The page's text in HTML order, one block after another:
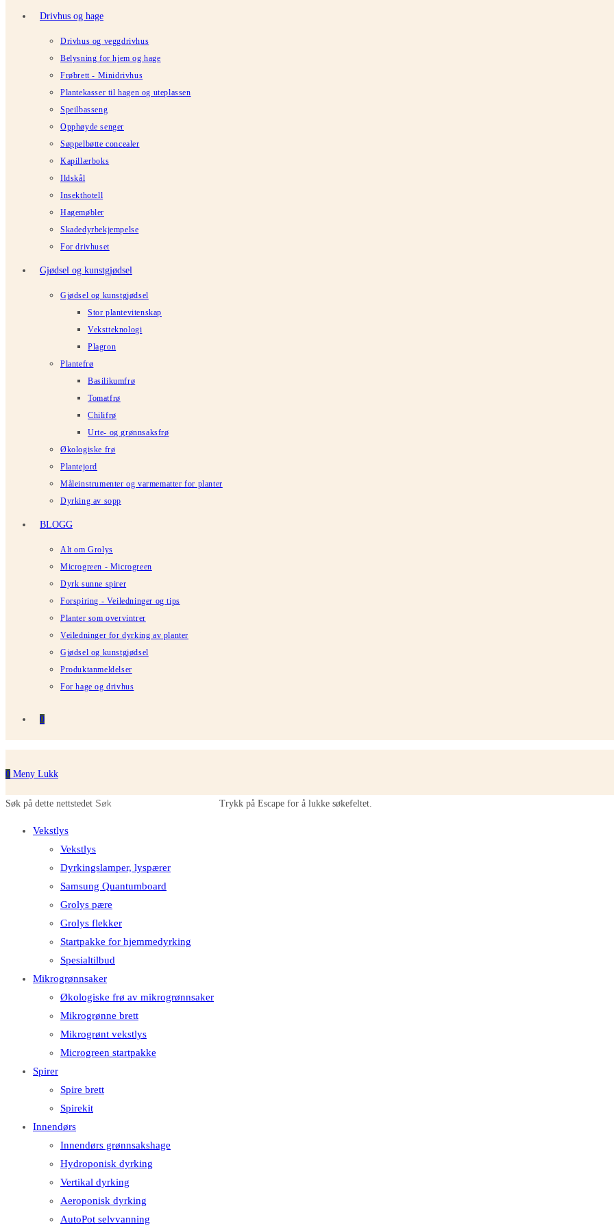
Drivhus og hage
Drivhus og veggdrivhus
Belysning for hjem og hage
Frøbrett - Minidrivhus
Plantekasser til hagen og uteplassen
Speilbasseng
Opphøyde senger
Søppelbøtte concealer
Kapillærboks
Ildskål
Insekthotell
Hagemøbler
Skadedyrbekjempelse
For drivhuset
Gjødsel og kunstgjødsel
Gjødsel og kunstgjødsel
Stor plantevitenskap
Vekstteknologi
Plagron
Plantefrø
Basilikumfrø
Tomatfrø
Chilifrø
Urte- og grønnsaksfrø
Økologiske frø
Plantejord
Måleinstrumenter og varmematter for planter
Dyrking av sopp
BLOGG
Alt om Grolys
Microgreen - Microgreen
Dyrk sunne spirer
Forspiring - Veiledninger og tips
Planter som overvintrer
Veiledninger for dyrking av planter
Gjødsel og kunstgjødsel
Produktanmeldelser
For hage og drivhus
0
0 Meny Lukk
Søk på dette nettstedet Trykk på Escape for å lukke søkefeltet.
Vekstlys
Vekstlys
Dyrkingslamper, lyspærer
Samsung Quantumboard
Grolys pære
Grolys flekker
Startpakke for hjemmedyrking
Spesialtilbud
Mikrogrønnsaker
Økologiske frø av mikrogrønnsaker
Mikrogrønne brett
Mikrogrønt vekstlys
Microgreen startpakke
Spirer
Spire brett
Spirekit
Innendørs
Innendørs grønnsakshage
Hydroponisk dyrking
Vertikal dyrking
Aeroponisk dyrking
AutoPot selvvanning